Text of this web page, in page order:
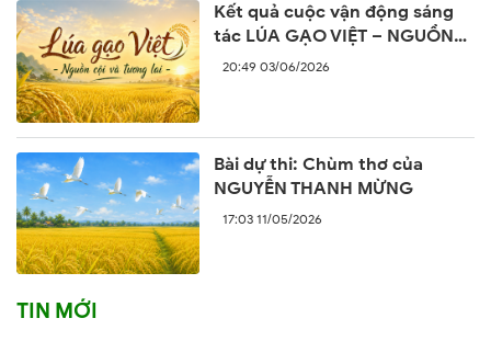
Kết quả cuộc vận động sáng
tác LÚA GẠO VIỆT – NGUỒN
CỘI VÀ TƯƠNG LAI
20:49 03/06/2026
Bài dự thi: Chùm thơ của
NGUYỄN THANH MỪNG
17:03 11/05/2026
TIN MỚI